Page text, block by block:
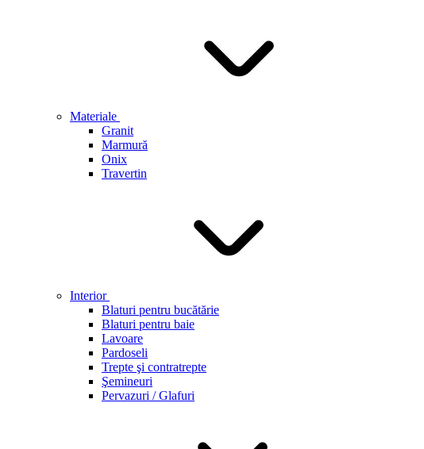
Materiale
Granit
Marmură
Onix
Travertin
Interior
Blaturi pentru bucătărie
Blaturi pentru baie
Lavoare
Pardoseli
Trepte şi contratrepte
Şemineuri
Pervazuri / Glafuri